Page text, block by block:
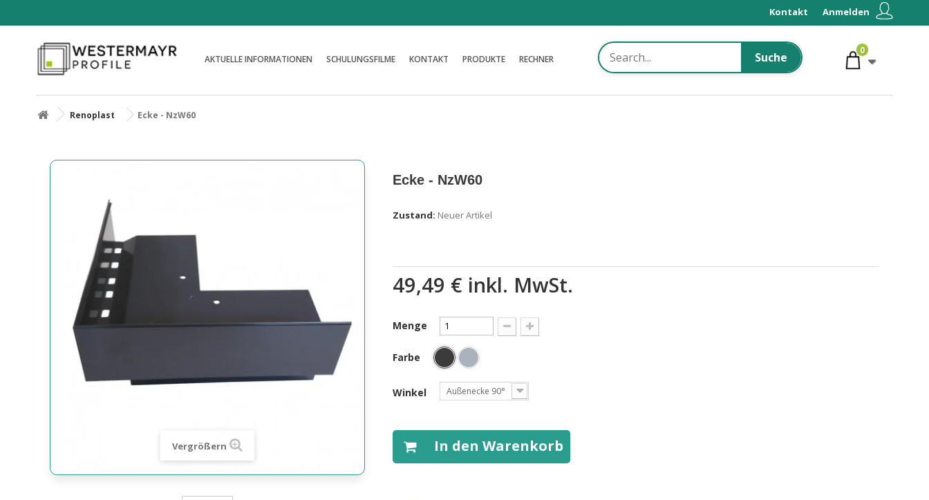
Anmelden
Kontakt
AKTUELLE INFORMATIONEN SCHULUNGSFILME KONTAKT PRODUKTE RECHNER Suche 0
Renoplast Ecke - NzW60
Vergrößern
Ecke - NzW60
Zustand: Neuer Artikel
49,49 € inkl. MwSt.
Menge
Farbe
Winkel Außenecke 90°
In den Warenkorb